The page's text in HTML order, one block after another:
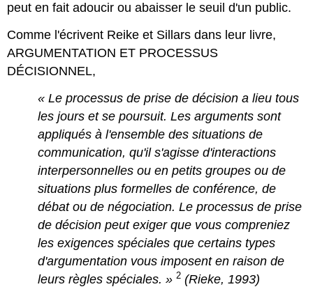
peut en fait adoucir ou abaisser le seuil d'un public.
Comme l'écrivent Reike et Sillars dans leur livre,
ARGUMENTATION ET PROCESSUS
DÉCISIONNEL,
« Le processus de prise de décision a lieu tous
les jours et se poursuit. Les arguments sont
appliqués à l'ensemble des situations de
communication, qu'il s'agisse d'interactions
interpersonnelles ou en petits groupes ou de
situations plus formelles de conférence, de
débat ou de négociation. Le processus de prise
de décision peut exiger que vous compreniez
les exigences spéciales que certains types
d'argumentation vous imposent en raison de
leurs règles spéciales. »2 (Rieke, 1993)